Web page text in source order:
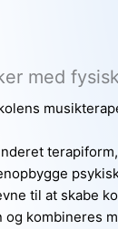
med
til at skabe
kombineres